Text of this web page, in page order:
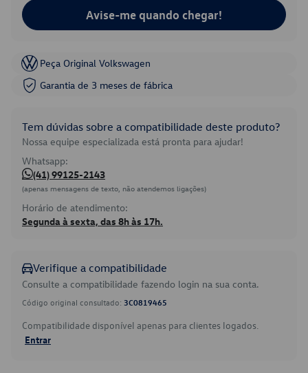
Avise-me quando chegar!
Peça Original Volkswagen
Garantia de 3 meses de fábrica
Tem dúvidas sobre a compatibilidade deste produto?
Nossa equipe especializada está pronta para ajudar!
Whatsapp:
(41) 99125-2143
(apenas mensagens de texto, não atendemos ligações)
Horário de atendimento:
Segunda à sexta, das 8h às 17h.
Verifique a compatibilidade
Consulte a compatibilidade fazendo login na sua conta.
Código original consultado: 3C0819465
Compatibilidade disponível apenas para clientes logados.
Entrar